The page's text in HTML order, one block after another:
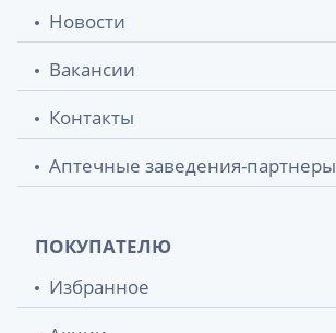
Новости
Вакансии
Контакты
Аптечные заведения-партнеры
ПОКУПАТЕЛЮ
Избранное